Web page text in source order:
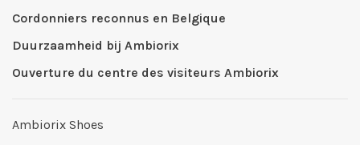
Cordonniers reconnus en Belgique
Duurzaamheid bij Ambiorix
Ouverture du centre des visiteurs Ambiorix
Ambiorix Shoes